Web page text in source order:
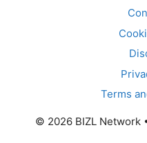
Terms
© 2026 BIZL Network